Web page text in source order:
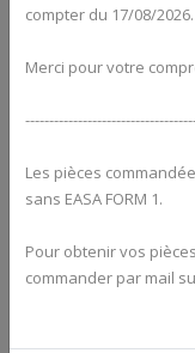
compter du 17/08/2026.
Merci pour votre
Les pièces
sans EASA FORM 1.
Pour obtenir vos
commander par mail